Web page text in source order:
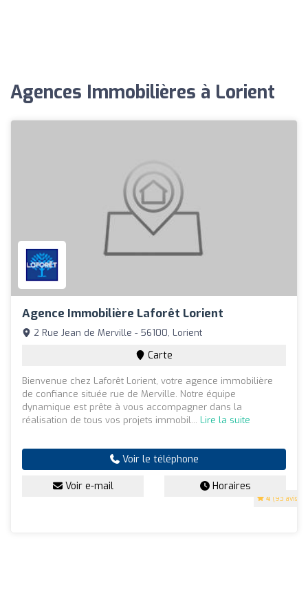
Agences Immobilières à Lorient
Agence Immobilière Laforêt Lorient
4 (93 avis)
2 Rue Jean de Merville - 56100, Lorient
Carte
Bienvenue chez Laforêt Lorient, votre agence immobilière
de confiance située rue de Merville. Notre équipe
dynamique est prête à vous accompagner dans la
réalisation de tous vos projets immobil... Lire la suite
Voir le téléphone
Voir e-mail Horaires